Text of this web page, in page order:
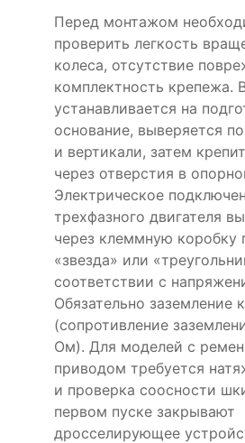
Перед монтажом
проверить легкость
колеса, отсутствие
комплектность крепежа.
устанавливается на
основание, выверяется
и вертикали, затем
через отверстия в
Электрическое
трехфазного двигателя
через клеммную коробку
«звезда» или
соответствии с
Обязательно заземление
(сопротивление
Ом). Для моделей с
приводом требуется
и проверка соосности
первом пуске закрывают
дросселирующее